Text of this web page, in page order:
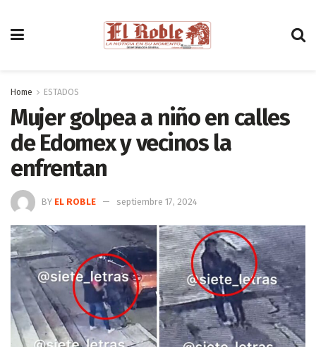
Home ESTADOS
Mujer golpea a niño en calles
de Edomex y vecinos la
enfrentan
BY EL ROBLE septiembre 17, 2024